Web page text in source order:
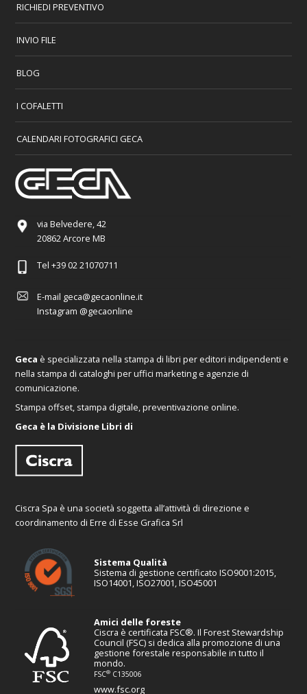
RICHIEDI PREVENTIVO
INVIO FILE
BLOG
I COFALETTI
CALENDARI FOTOGRAFICI GECA
via Belvedere, 42
20862 Arcore MB
Tel +39 02 21070711
E-mail geca@gecaonline.it
Instagram @gecaonline
Geca è specializzata nella stampa di libri per editori indipendenti e
nella stampa di cataloghi per uffici marketing e agenzie di
comunicazione.
Stampa offset, stampa digitale, preventivazione online.
Geca è la Divisione Libri di
Ciscra Spa è una società soggetta all’attività di direzione e
coordinamento di Erre di Esse Grafica Srl
Sistema Qualità
Sistema di gestione certificato ISO9001:2015,
ISO14001, ISO27001, ISO45001
Amici delle foreste
Ciscra è certificata FSC®. Il Forest Stewardship
Council (FSC) si dedica alla promozione di una
gestione forestale responsabile in tutto il
mondo.
FSC® C135006
www.fsc.org